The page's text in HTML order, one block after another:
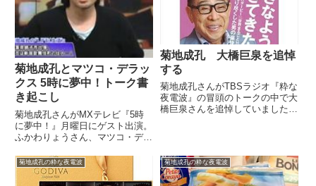
菊地成孔とマツコ・デラッ
クス 5時に夢中！トーク書
き起こし
菊地成孔さんがMXテレビ『5時
に夢中！』月曜日にゲスト出演。
ふかわりょうさん、マツコ・デラ
に歌舞伎町や新宿伊勢丹などの話
をしていました。（ふかわ）とい
うわけで本日のスペシャルゲス
菊地成孔 大橋巨泉を追悼
する
菊地成孔さんがTBSラジオ『粋な
夜電波』の冒頭のトークの中で大
橋巨泉さんを追悼していました。
いジジイだとお思いの方も多いと
思われますが、もともとは日...
菊地成孔の粋な夜電波 菊地成孔の粋な夜電波